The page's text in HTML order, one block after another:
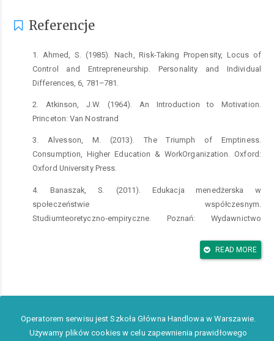
Referencje
1. Ahmed, S. (1985). Nach, Risk-Taking Propensity, Locus of
Control and Entrepreneurship. Personality and Individual
Differences, 6, 781–781.
2. Atkinson, J.W. (1964). An Introduction to Motivation.
Princeton: Van Nostrand
3. Alvesson, M. (2013). The Triumph of Emptiness.
Consumption, Higher Education & WorkOrganization. Oxford:
Oxford University Press.
4. Banaszak, S. (2011). Edukacja menedżerska w
społeczeństwie współczesnym.
Studiumteoretyczno‑empiryczne. Poznań: Wydawnictwo
5. Bandura, A. (1997). Self‑Efficacy. Harvard Mental Health
People. Journal of Business Venturing,13, 275–294.
READ MORE
Operatorem serwisu jest Szkoła Główna Handlowa w Warszawie.
Używamy plików cookies w celu zapewnienia prawidłowego